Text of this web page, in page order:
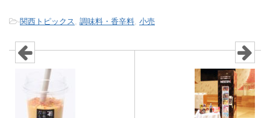
-関西トピックス 調味料・香辛料 小売